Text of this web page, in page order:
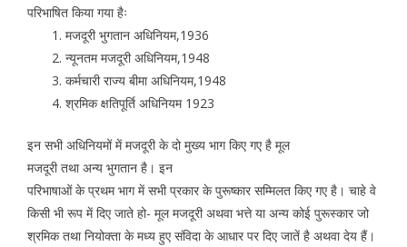
परिभाषित किया गया हैः
मजदूरी भुगतान अधिनियम,1936
न्यूनतम मजदूरी अधिनियम,1948
कर्मचारी राज्य बीमा अधिनियम,1948
श्रमिक क्षतिपूर्ति अधिनियम 1923
इन सभी अधिनियमों में मजदूरी के दो मुख्य भाग किए गए है मूल
मजदूरी तथा अन्य भुगतान है। इन
परिभाषाओं के प्रथम भाग में सभी प्रकार के पुरूष्कार सम्मिलत किए गए है। चाहे वे
किसी भी रूप में दिए जाते हो- मूल मजदूरी अथवा भत्ते या अन्य कोई पुरूस्कार जो
श्रमिक तथा नियोक्ता के मध्य हुए संविदा के आधार पर दिए जातें है अथवा देय हैं।